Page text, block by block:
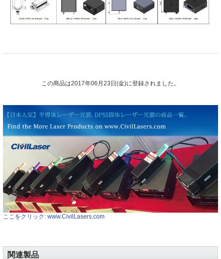
この商品は2017年06月23日(金)に登録されました。
ここをクリック: www.CivilLasers.com
関連製品